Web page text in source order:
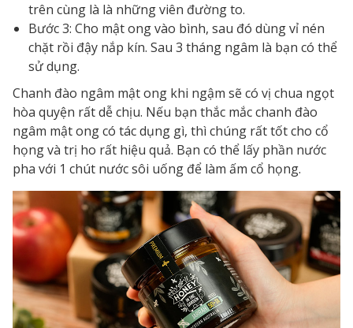
trên cùng là là những viên đường to.
Bước 3: Cho mật ong vào bình, sau đó dùng vỉ nén
chặt rồi đậy nắp kín. Sau 3 tháng ngâm là bạn có thể
sử dụng.
Chanh đào ngâm mật ong khi ngậm sẽ có vị chua ngọt
hòa quyện rất dễ chịu. Nếu bạn thắc mắcchanh đào
ngâm mật ong có tác dụng gì, thì chúng rất tốt cho cổ
họng và trị ho rất hiệu quả. Bạn có thể lấy phần nước
pha với 1 chút nước sôi uống để làm ấm cổ họng.